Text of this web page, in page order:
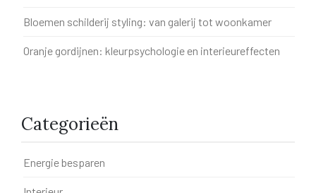
Bloemen schilderij styling: van galerij tot woonkamer
Oranje gordijnen: kleurpsychologie en interieureffecten
Categorieën
Energie besparen